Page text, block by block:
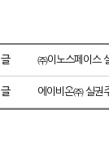
㈜이노스페이스
에이비온㈜ 실권